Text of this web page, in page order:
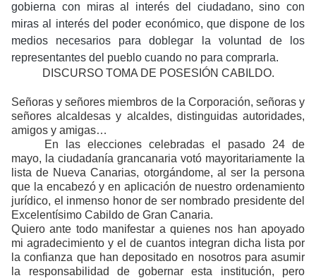
gobierna con miras al interés del ciudadano, sino con
miras al interés del poder económico, que dispone de los
medios necesarios para doblegar la voluntad de los
representantes del pueblo cuando no para comprarla.
DISCURSO TOMA DE POSESIÓN CABILDO.
Señoras y señores miembros de la Corporación, señoras y
señores alcaldesas y alcaldes, distinguidas autoridades,
amigos y amigas…
En las elecciones celebradas el pasado 24 de
mayo, la ciudadanía grancanaria votó mayoritariamente la
lista de Nueva Canarias, otorgándome, al ser la persona
que la encabezó y en aplicación de nuestro ordenamiento
jurídico, el inmenso honor de ser nombrado presidente del
Excelentísimo Cabildo de Gran Canaria.
Quiero ante todo manifestar a quienes nos han apoyado
mi agradecimiento y el de cuantos integran dicha lista por
la confianza que han depositado en nosotros para asumir
la responsabilidad de gobernar esta institución, pero